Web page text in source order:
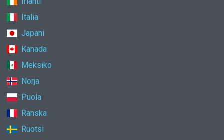
Italia
Japani
Kanada
Meksiko
Norja
Puola
Ranska
Ruotsi